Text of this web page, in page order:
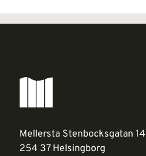
Mellersta Stenbocksgatan 14
254 37 Helsingborg